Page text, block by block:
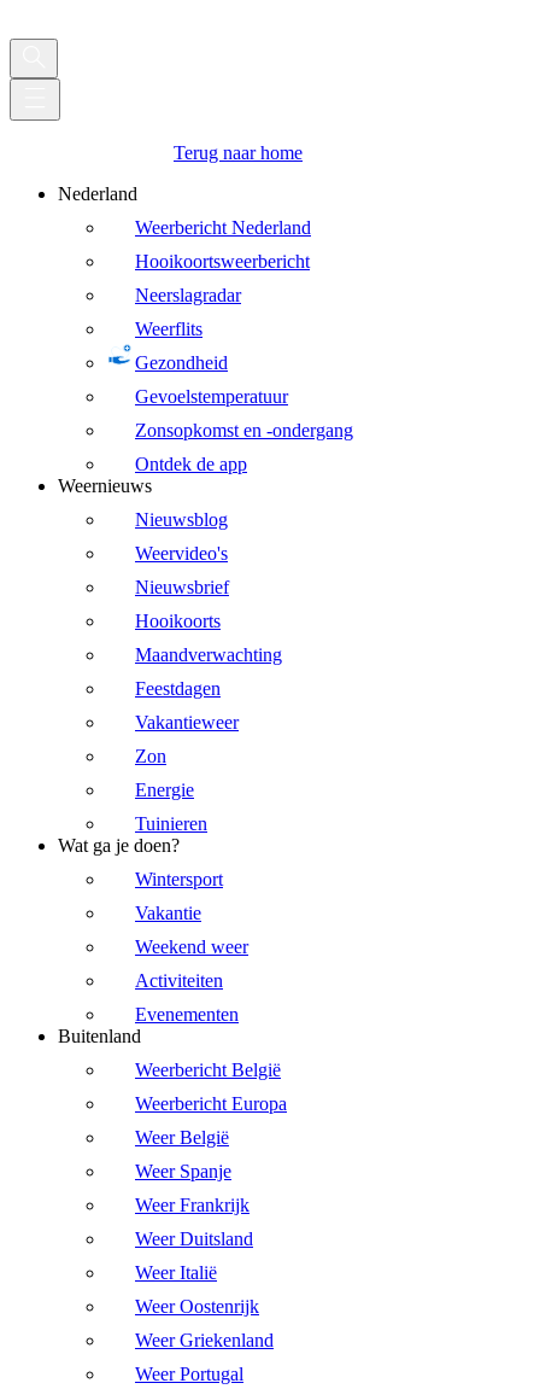
Terug naar home
Nederland
Weerbericht Nederland
Hooikoortsweerbericht
Neerslagradar
Weerflits
Gezondheid
Gevoelstemperatuur
Zonsopkomst en -ondergang
Ontdek de app
Weernieuws
Nieuwsblog
Weervideo's
Nieuwsbrief
Hooikoorts
Maandverwachting
Feestdagen
Vakantieweer
Zon
Energie
Tuinieren
Wat ga je doen?
Wintersport
Vakantie
Weekend weer
Activiteiten
Evenementen
Buitenland
Weerbericht België
Weerbericht Europa
Weer België
Weer Spanje
Weer Frankrijk
Weer Duitsland
Weer Italië
Weer Oostenrijk
Weer Griekenland
Weer Portugal